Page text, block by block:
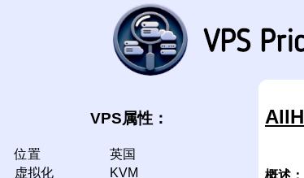
VPS属性：
位置
英国
虚拟化
KVM
概述：